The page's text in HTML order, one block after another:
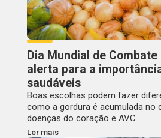
Dia Mundial de Combate
alerta para a
saudáveis
Boas escolhas podem fazer
como a gordura é acumulada no
doenças do coração e AVC
Ler mais